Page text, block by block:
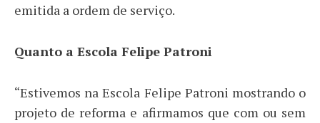
emitida a ordem de serviço.
Quanto a Escola Felipe Patroni
“Estivemos na Escola Felipe Patroni mostrando o
projeto de reforma e afirmamos que com ou sem